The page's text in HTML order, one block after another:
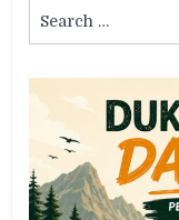
for: